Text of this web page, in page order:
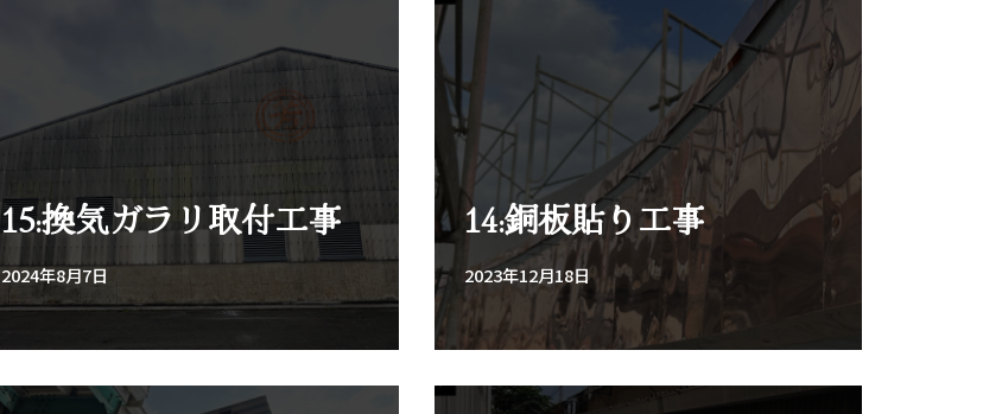
15:換気ガラリ取付工事
2024年8月7日
14:銅板貼り工事
2023年12月18日